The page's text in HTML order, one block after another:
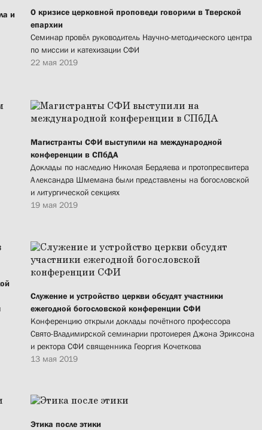
и
О кризисе церковной проповеди говорили в Тверской
епархии
Семинар провёл руководитель Научно-методического центра
по миссии и катехизации СФИ
22 мая 2019
Магистранты СФИ выступили на международной
конференции в СПбДА
Доклады по наследию Николая Бердяева и протопресвитера
Александра Шмемана были представлены на богословской
и литургической секциях
19 мая 2019
Служение и устройство церкви обсудят участники
ежегодной богословской конференции СФИ
Конференцию открыли доклады почётного профессора
Свято-Владимирской семинарии протоиерея Джона Эриксона
и ректора СФИ священника Георгия Кочеткова
13 мая 2019
Этика после этики